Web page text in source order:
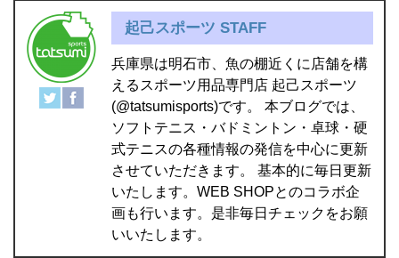
起己スポーツ STAFF
兵庫県は明石市、魚の棚近くに店舗を構
えるスポーツ用品専門店 起己スポーツ
(@tatsumisports)です。 本ブログでは、
ソフトテニス・バドミントン・卓球・硬
式テニスの各種情報の発信を中心に更新
させていただきます。 基本的に毎日更新
いたします。WEB SHOPとのコラボ企
画も行います。是非毎日チェックをお願
いいたします。